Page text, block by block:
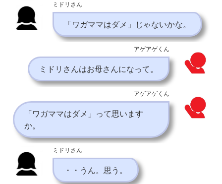
ミドリさん
「ワガママはダメ」じゃないかな。
アゲアゲくん
ミドリさんはお母さんになって。
アゲアゲくん
「ワガママはダメ」って思います
か。
ミドリさん
・・うん。思う。